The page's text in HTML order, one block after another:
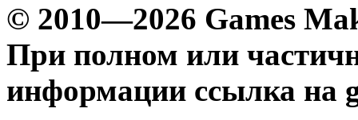
© 2010—2026 Games
При полном или
информации ссылка на